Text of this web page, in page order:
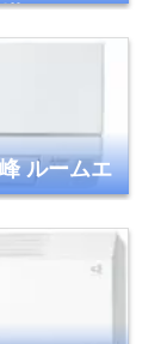
け クーラ
ルームエ
ュアホワ